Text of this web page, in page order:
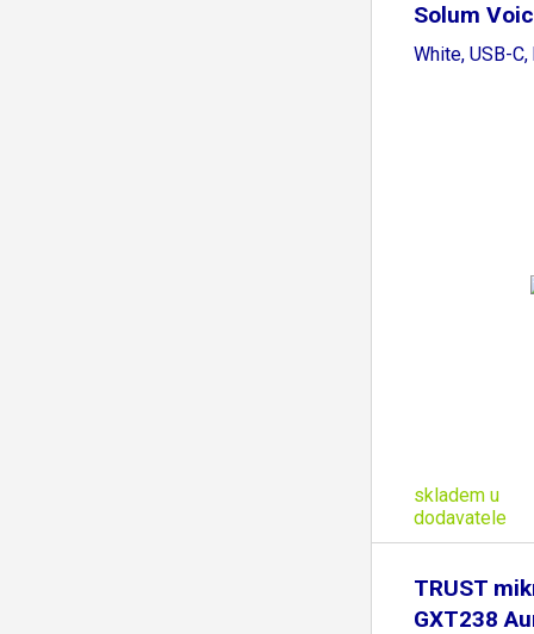
Solum
White, USB-C,
skladem u
dodavatele
TRUST
GXT238